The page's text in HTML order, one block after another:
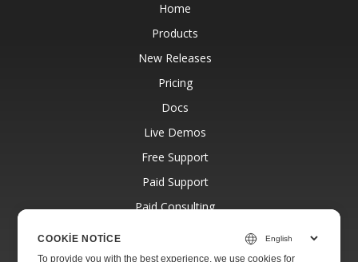
Home
Products
New Releases
Pricing
Docs
Live Demos
Free Support
Paid Support
Paid Consulting
Websites
COOKIE NOTICE
To provide you with the best experience, we use cookies for